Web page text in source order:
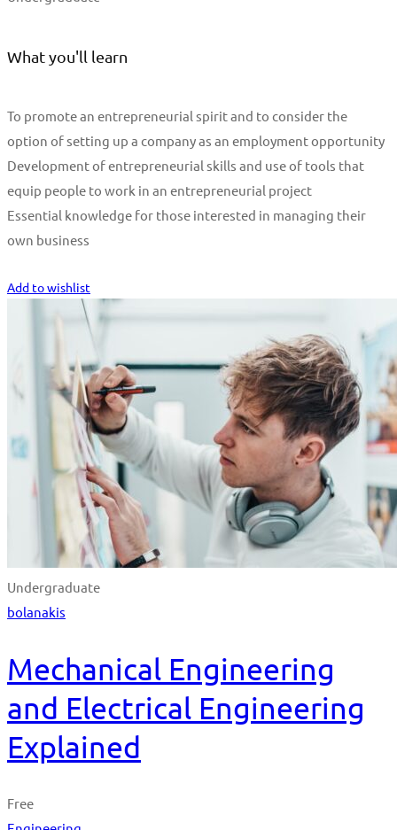
What you'll learn
To promote an entrepreneurial spirit and to consider the
option of setting up a company as an employment opportunity
Development of entrepreneurial skills and use of tools that
equip people to work in an entrepreneurial project
Essential knowledge for those interested in managing their
own business
Add to wishlist
Undergraduate
bolanakis
Mechanical Engineering
and Electrical Engineering
Explained
Free